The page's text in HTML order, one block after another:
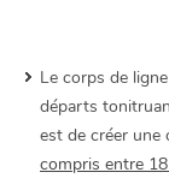
Le corps de
départs
est de créer
compris entre